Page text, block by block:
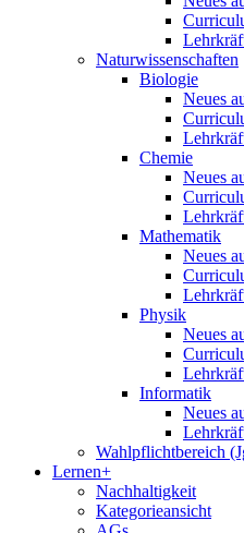
Naturwissenschaften
Biologie
Neues
Chemie
Neues
Mathematik
Neues
Physik
Neues
Informatik
Neues
Wahlpflichtbereich
Lernen+
Nachhaltigkeit
Kategorieansicht